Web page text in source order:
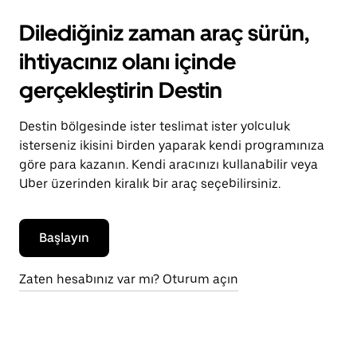
Dilediğiniz zaman araç sürün,
ihtiyacınız olanı içinde
gerçekleştirin Destin
Destin bölgesinde ister teslimat ister yolculuk
isterseniz ikisini birden yaparak kendi programınıza
göre para kazanın. Kendi aracınızı kullanabilir veya
Uber üzerinden kiralık bir araç seçebilirsiniz.
Başlayın
Zaten hesabınız var mı? Oturum açın